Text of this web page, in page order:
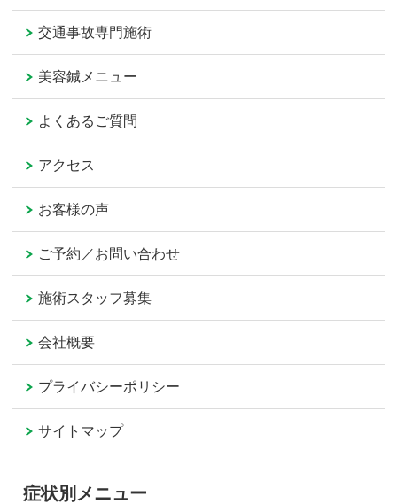
交通事故専門施術
美容鍼メニュー
よくあるご質問
アクセス
お客様の声
ご予約／お問い合わせ
施術スタッフ募集
会社概要
プライバシーポリシー
サイトマップ
症状別メニュー